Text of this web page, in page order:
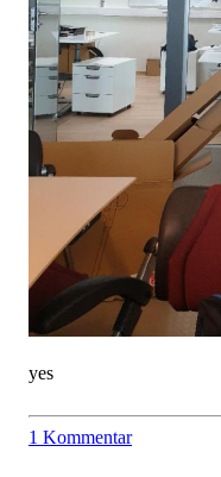
yes
1 Kommentar